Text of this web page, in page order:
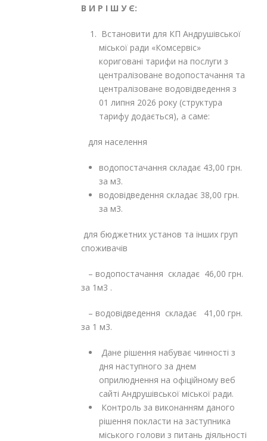
В И Р І Ш У Є:
Встановити для КП Андрушівської
міської ради «Комсервіс»
кориговані тарифи на послуги з
централізоване водопостачання та
централізоване водовідведення з
01 липня 2026 року (структура
тарифу додається), а саме:
для населення
водопостачання складає 43,00 грн.
за м3.
водовідведення складає 38,00 грн.
за м3.
для бюджетних установ та інших груп
споживачів
– водопостачання складає 46,00 грн.
за 1м3 .
– водовідведення складає 41,00 грн.
за 1 м3.
Дане рiшення набуває чинностi з
дня наступного за днем
оприлюднення на офiцiйному веб
сайтi Андрушівської міської ради.
Контроль за виконанням даного
рішення покласти на заступника
міського голови з питань діяльності